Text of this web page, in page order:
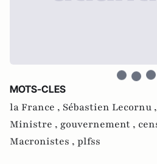
MOTS-CLES
la France , Sébastien Lecornu ,
Ministre , gouvernement ,
Macronistes , plfss